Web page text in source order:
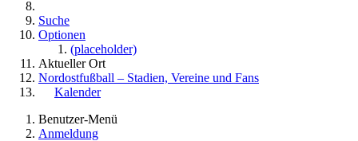
Suche
Optionen
(placeholder)
Aktueller Ort
Nordostfußball – Stadien, Vereine und Fans
Kalender
Benutzer-Menü
Anmeldung